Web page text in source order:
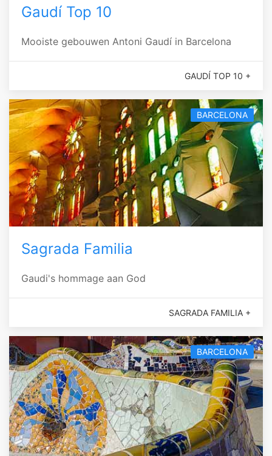
Gaudí Top 10
Mooiste gebouwen Antoni Gaudí in Barcelona
GAUDÍ TOP 10 +
BARCELONA
Sagrada Familia
Gaudi's hommage aan God
SAGRADA FAMILIA +
BARCELONA